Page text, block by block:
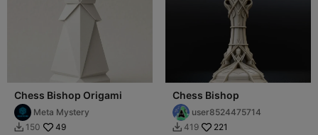
Chess Bishop Origami
Meta Mystery
 150 49
Chess Bishop
user8524475714
 419 221